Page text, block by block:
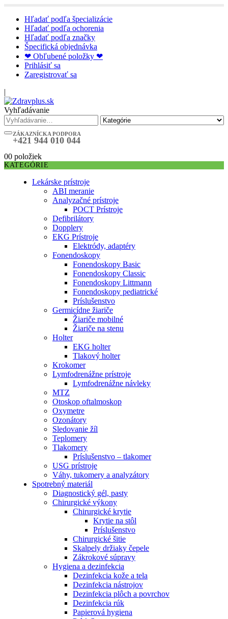
Hľadať podľa špecializácie
Hľadať podľa ochorenia
Hľadať podľa značky
Špecifická objednávka
❤ Obľubené položky ❤
Prihlásiť sa
Zaregistrovať sa
|
Vyhľadávanie
ZÁKAZNÍCKA PODPORA
+421 944 010 044
00 položiek
KATEGÓRIE
Lekárske prístroje
ABI meranie
Analyzačné prístroje
POCT Prístroje
Defibrilátory
Dopplery
EKG Prístroje
Elektródy, adaptéry
Fonendoskopy
Fonendoskopy Basic
Fonendoskopy Classic
Fonendoskopy Littmann
Fonendoskopy pediatrické
Príslušenstvo
Germicídne žiariče
Žiariče mobilné
Žiariče na stenu
Holter
EKG holter
Tlakový holter
Krokomer
Lymfodrenážne prístroje
Lymfodrenážne návleky
MTZ
Otoskop oftalmoskop
Oxymetre
Ozonátory
Sledovanie žíl
Teplomery
Tlakomery
Príslušenstvo – tlakomer
USG prístroje
Váhy, tukomery a analyzátory
Spotrebný materiál
Diagnostický gél, pasty
Chirurgické výkony
Chirurgické krytie
Krytie na stôl
Príslušenstvo
Chirurgické šitie
Skalpely držiaky čepele
Zákrokové súpravy
Hygiena a dezinfekcia
Dezinfekcia kože a tela
Dezinfekcia nástrojov
Dezinfekcia plôch a povrchov
Dezinfekcia rúk
Papierová hygiena